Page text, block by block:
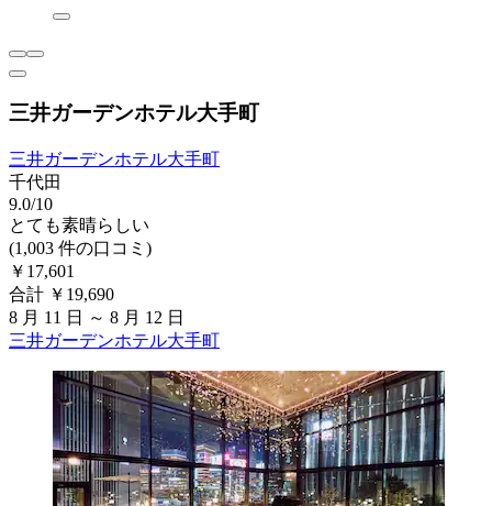
三井ガーデンホテル大手町
三井ガーデンホテル大手町
千代田
9.0/10
とても素晴らしい
(1,003 件の口コミ)
￥17,601
合計 ￥19,690
8 月 11 日 ～ 8 月 12 日
三井ガーデンホテル大手町